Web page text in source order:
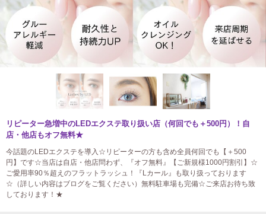
リピーター急増中のLEDエクステ取り扱い店（何回でも＋500円）！自
店・他店もオフ無料★
今話題のLEDエクステを導入☆リピーターの方も含め全員何回でも【＋500
円】です☆当店は自店・他店問わず、『オフ無料』【ご新規様1000円割引】☆
ご愛用率90％超えのフラットラッシュ！『Lカール』も取り扱っております
☆（詳しい内容はブログをご覧ください）無料駐車場も完備☆ご来店お待ち致
しております！★